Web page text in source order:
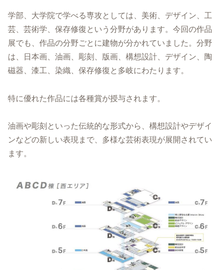
学部、大学院で学べる専攻としては、美術、デザイン、工
芸、芸術学、保存修復という分野があります。今回の作品
展でも、作品の分野ごとに建物が分かれていました。分野
は、日本画、油画、彫刻、版画、構想設計、デザイン、陶
磁器、漆工、染織、保存修復と多岐にわたります。
特に優れた作品には各種賞が授与されます。
油画や彫刻といった伝統的な形式から、構想設計やデザイ
ンなどの新しい表現まで、多様な芸術表現が展開されてい
ます。